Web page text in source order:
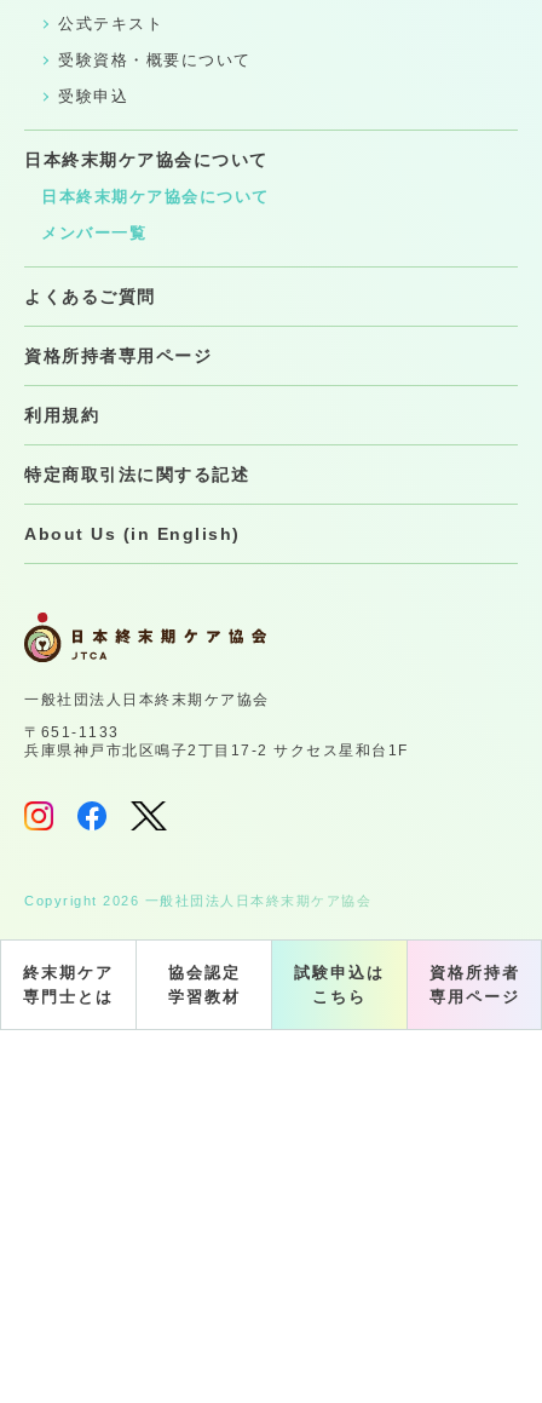
終末期ケア
専門士とは
協会認定
学習教材
試験申込は
こちら
資格所持者
専用ページ
一般社団法人日本終末期ケア協会
〒651-1133
兵庫県神戸市北区鳴子2丁目17-2 サクセス星和台1F
Copyright 2026 一般社団法人日本終末期ケア協会
公式テキスト
受験資格・概要について
受験申込
日本終末期ケア協会について
日本終末期ケア協会について
メンバー一覧
よくあるご質問
資格所持者専用ページ
利用規約
特定商取引法に関する記述
About Us (in English)